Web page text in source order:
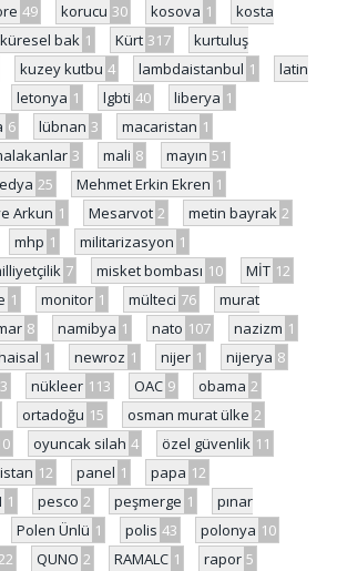
49 korucu 30 kosova 1
kosta
küresel bak 1 Kürt 317
kurtuluş
kuzey kutbu 4 lambdaistanbul 1
latin
letonya 1 lgbti 40 liberya 1
6 lübnan 3 macaristan 1
3 mali 8 mayın 51
25 Mehmet Erkin Ekren 1
Arkun 1 Mesarvot 2 metin bayrak 2
mhp 1 militarizasyon 1
7 misket bombası 10 MİT 12
1 monitor 1 mülteci 76
murat
8 namibya 1 nato 107 nazizm 1
1 newroz 1 nijer 1 nijerya 8
3 nükleer 113 OAC 9 obama 2
ortadoğu 15 osman murat ülke 2
oyuncak silah 4 özel güvenlik 11
12 panel 1 papa 12
1 pesco 2 peşmerge 1
pınar
Polen Ünlü 1 polis 43 polonya 10
QUNO 2 RAMALC 1 rapor 5